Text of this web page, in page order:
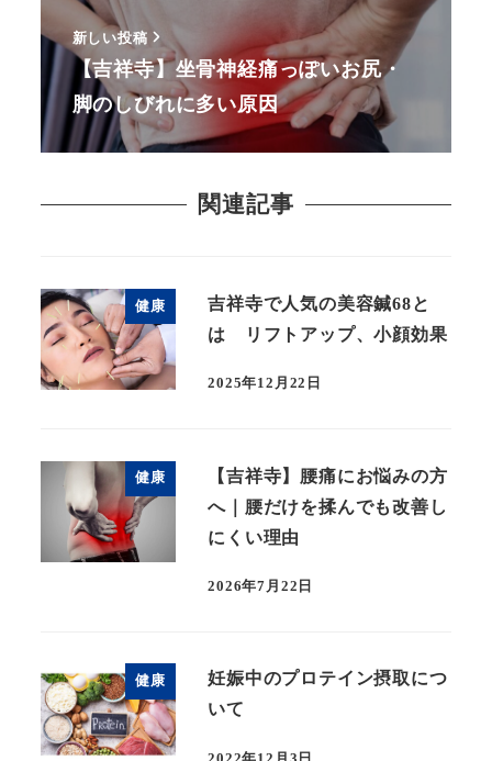
新しい投稿
【吉祥寺】坐骨神経痛っぽいお尻・
脚のしびれに多い原因
関連記事
健康
吉祥寺で人気の美容鍼68と
は リフトアップ、小顔効果
2025年12月22日
健康
【吉祥寺】腰痛にお悩みの方
へ｜腰だけを揉んでも改善し
にくい理由
2026年7月22日
健康
妊娠中のプロテイン摂取につ
いて